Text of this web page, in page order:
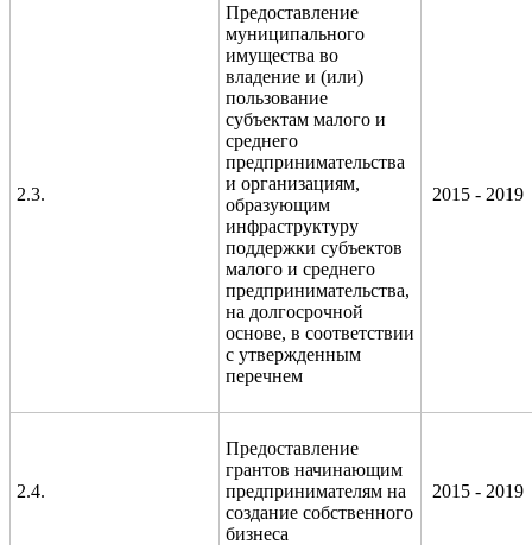
2.3.
Предоставление
муниципального
имущества во
владение и (или)
пользование
субъектам малого и
среднего
предпринимательства
и организациям,
образующим
инфраструктуру
поддержки субъектов
малого и среднего
предпринимательства,
на долгосрочной
основе, в соответствии
с утвержденным
перечнем
2015 - 2019
2.4.
Предоставление
грантов начинающим
предпринимателям на
создание собственного
бизнеса
2015 - 2019